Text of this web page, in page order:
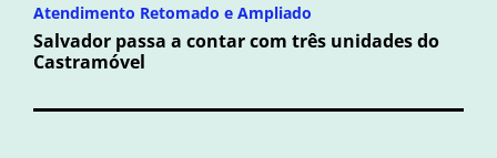
Atendimento Retomado e Ampliado
Salvador passa a contar com três unidades do
Castramóvel